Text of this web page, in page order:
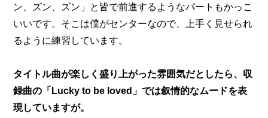
ン、ズン、ズン」と皆で前進するようなパートもかっこ
いいです。そこは僕がセンターなので、上手く見せられ
るように練習しています。
タイトル曲が楽しく盛り上がった雰囲気だとしたら、収
録曲の「Lucky to be loved」では叙情的なムードを表
現していますが。